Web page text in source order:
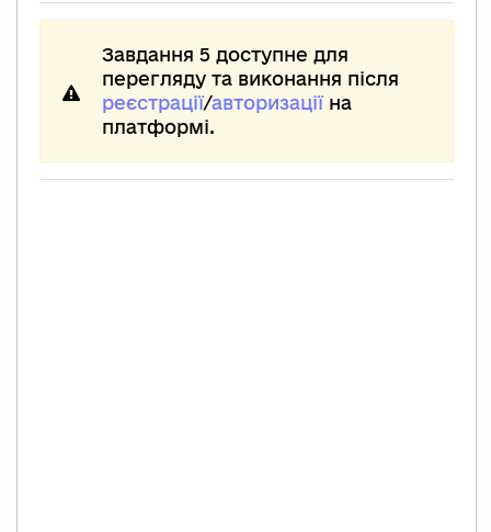
Завдання 5 доступне для
перегляду та виконання після
реєстрації/авторизаціїна
платформі.